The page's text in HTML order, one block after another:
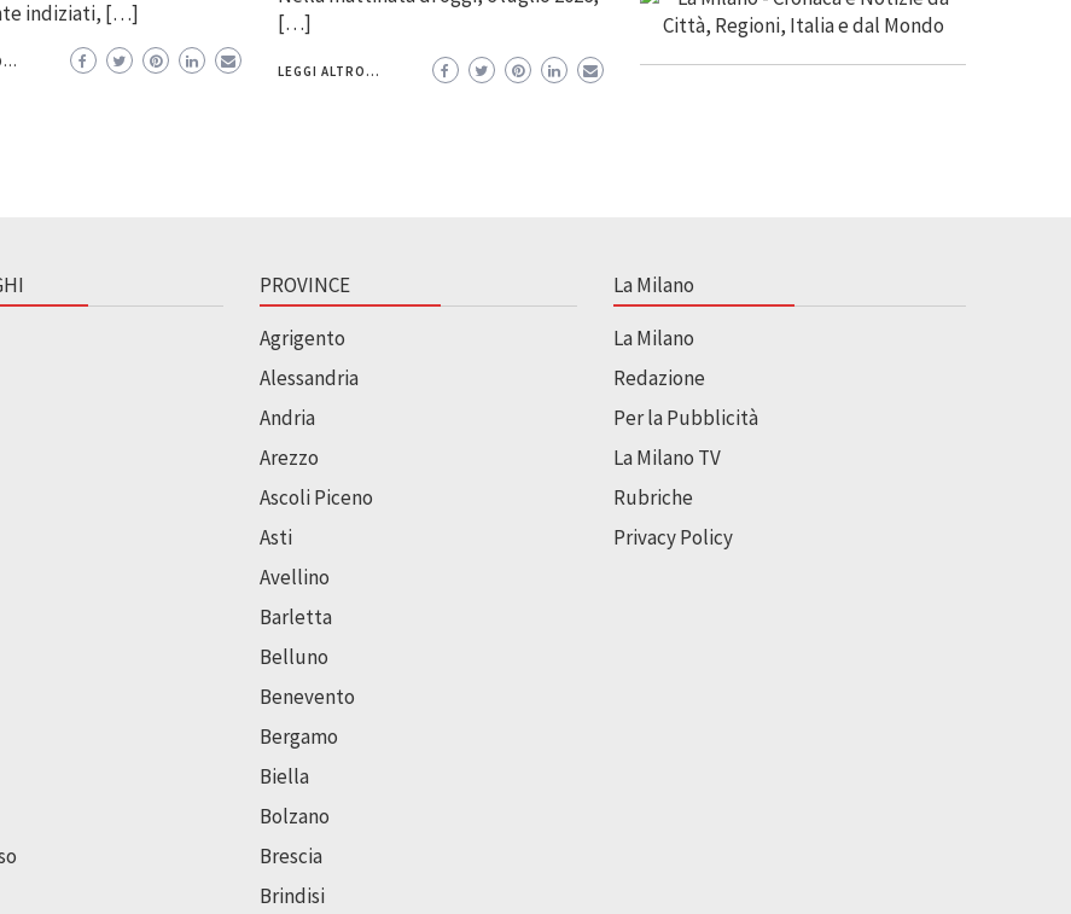
indiziati, […]
[…]
LEGGI ALTRO...
PROVINCE
Agrigento
Alessandria
Andria
Arezzo
Ascoli Piceno
Asti
Avellino
Barletta
Belluno
Benevento
Bergamo
Biella
Bolzano
Brescia
Brindisi
La Milano
La Milano
Redazione
Per la Pubblicità
La Milano TV
Rubriche
Privacy Policy